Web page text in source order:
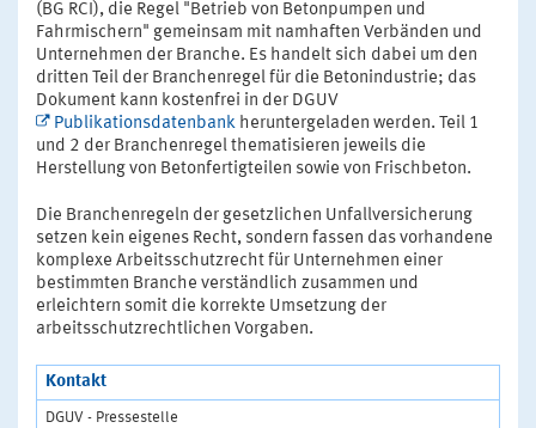
(BG RCI), die Regel "Betrieb von Betonpumpen und
Fahrmischern" gemeinsam mit namhaften Verbänden und
Unternehmen der Branche. Es handelt sich dabei um den
dritten Teil der Branchenregel für die Betonindustrie; das
Dokument kann kostenfrei in der DGUV
Publikationsdatenbank heruntergeladen werden. Teil 1
und 2 der Branchenregel thematisieren jeweils die
Herstellung von Betonfertigteilen sowie von Frischbeton.
Die Branchenregeln der gesetzlichen Unfallversicherung
setzen kein eigenes Recht, sondern fassen das vorhandene
komplexe Arbeitsschutzrecht für Unternehmen einer
bestimmten Branche verständlich zusammen und
erleichtern somit die korrekte Umsetzung der
arbeitsschutzrechtlichen Vorgaben.
Kontakt
DGUV - Pressestelle